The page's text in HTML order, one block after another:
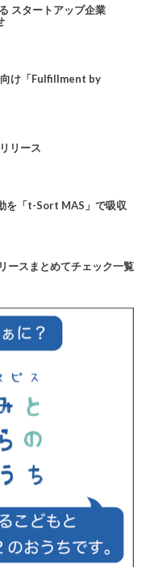
スタートアップ企業
向け「Fulfillment by
リース
を「t-Sort MAS」で吸収
ースまとめてチェック一覧